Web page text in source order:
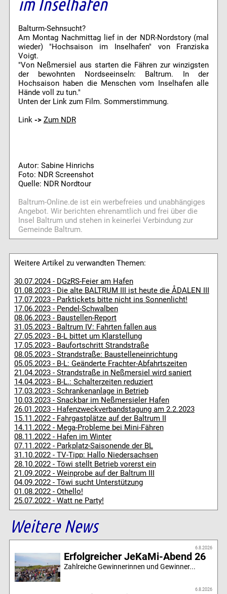
Balturm-Sehnsucht?
Am Montag Nachmittag lief in der NDR-Nordstory (mal
wieder) "Hochsaison im Inselhafen" von Franziska
Voigt.
"Von Neßmersiel aus starten die Fähren zur winzigsten
der bewohnten Nordseeinseln: Baltrum. In der
Hochsaison haben die Menschen vom Inselhafen alle
Hände voll zu tun."
Unten der Link zum Film. Sommerstimmung.
Link -> Zum NDR
Autor: Sabine Hinrichs
Foto: NDR Screenshot
Quelle: NDR Nordtour
Baltrum-Online.de ist ein werbefreies und unabhängiges
Angebot. Wir berichten ehrenamtlich und frei über die
Insel Baltrum und stehen in keinerlei Verbindung zur
Gemeinde Baltrum.
Weitere Artikel zu verwandten Themen:
30.07.2024 - DGzRS-Feier am Hafen
01.08.2023 - Die alte BALTRUM III ist heute die ÅDALEN III
17.07.2023 - Parktickets bitte nicht ins Sonnenlicht!
17.06.2023 - Pendel-Schwalben
08.06.2023 - Baustellen-Report
31.05.2023 - Baltrum IV: Fahrten fallen aus
27.05.2023 - B-L bittet um Klarstellung
17.05.2023 - Baufortschritt Strandstraße
08.05.2023 - Strandstraße: Baustelleneinrichtung
05.05.2023 - B-L: Geänderte Frachter-Abfahrtszeiten
21.04.2023 - Strandstraße in Neßmersiel wird saniert
14.04.2023 - B-L.: Schalterzeiten reduziert
17.03.2023 - Schrankenanlage in Betrieb
10.03.2023 - Snackbar im Neßmersieler Hafen
26.01.2023 - Hafenzweckverbandstagung am 2.2.2023
15.11.2022 - Fahrgastplätze auf der Baltrum II
14.11.2022 - Mega-Probleme bei Mini-Fähren
08.11.2022 - Hafen im Winter
07.11.2022 - Parkplatz-Saisonende der BL
31.10.2022 - TV-Tipp: Hallo Niedersachsen
28.10.2022 - Töwi stellt Betrieb vorerst ein
21.09.2022 - Weinprobe auf der Baltrum III
04.09.2022 - Töwi sucht Unterstützung
01.08.2022 - Othello!
25.07.2022 - Watt ne Party!
Weitere News
6.8.2026
Erfolgreicher JeKaMi-Abend 26
Zahlreiche Gewinnerinnen und Gewinner...
6.8.2026